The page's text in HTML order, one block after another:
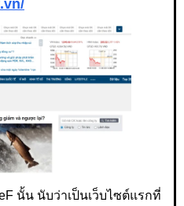
นั้น นับว่าเป็นเว็บไซต์แรกที่